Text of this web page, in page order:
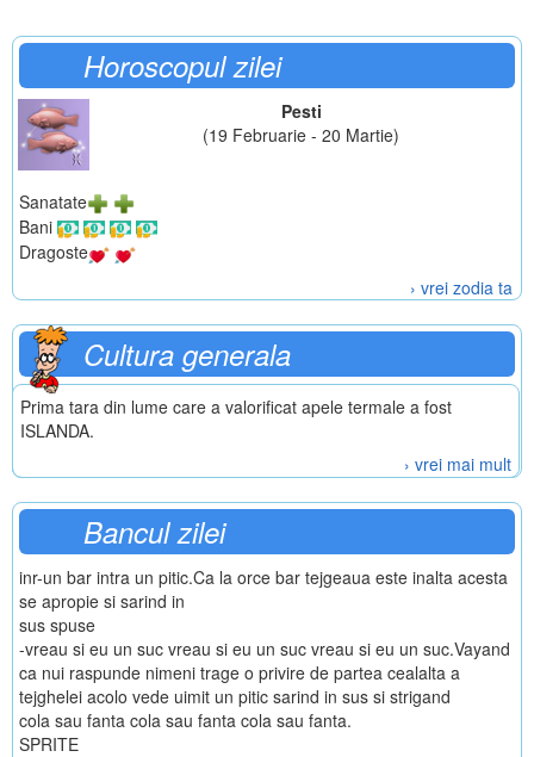
Horoscopul zilei
Pesti
(19 Februarie - 20 Martie)
Sanatate
Bani
Dragoste
› vrei zodia ta
Cultura generala
Prima tara din lume care a valorificat apele termale a fost
ISLANDA.
› vrei mai mult
Bancul zilei
inr-un bar intra un pitic.Ca la orce bar tejgeaua este inalta acesta
se apropie si sarind in
sus spuse
-vreau si eu un suc vreau si eu un suc vreau si eu un suc.Vayand
ca nui raspunde nimeni trage o privire de partea cealalta a
tejghelei acolo vede uimit un pitic sarind in sus si strigand
cola sau fanta cola sau fanta cola sau fanta.
SPRITE